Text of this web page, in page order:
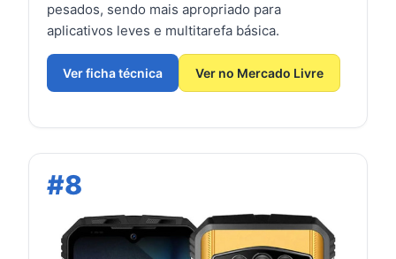
pesados, sendo mais apropriado para
aplicativos leves e multitarefa básica.
Ver ficha técnica Ver no Mercado Livre
#8